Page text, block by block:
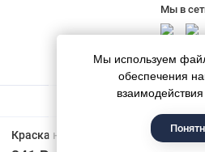
Краска на льняном масле Лакра МА-15 цвет салатовый 0,9 кг
Мы используем
обеспечения
взаимодействия
Мы в
Гипермаркет красок